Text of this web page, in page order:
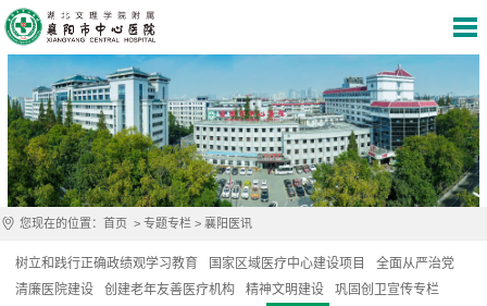
您现在的位置： 首页 > 专题专栏 > 襄阳医讯
树立和践行正确政绩观学习教育 国家区域医疗中心建设项目
全面从严治党
清廉医院建设
创建老年友善医疗机构 精神文明建设
巩固创卫宣传专栏